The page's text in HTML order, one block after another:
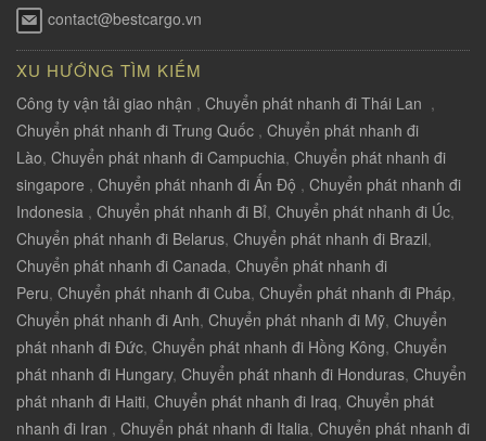
contact@bestcargo.vn
XU HƯỚNG TÌM KIẾM
Công ty vận tải giao nhận , Chuyển phát nhanh đi Thái Lan ,
Chuyển phát nhanh đi Trung Quốc , Chuyển phát nhanh đi
Lào, Chuyển phát nhanh đi Campuchia, Chuyển phát nhanh đi
singapore , Chuyển phát nhanh đi Ấn Độ , Chuyển phát nhanh đi
Indonesia , Chuyển phát nhanh đi Bỉ, Chuyển phát nhanh đi Úc,
Chuyển phát nhanh đi Belarus, Chuyển phát nhanh đi Brazil,
Chuyển phát nhanh đi Canada, Chuyển phát nhanh đi
Peru, Chuyển phát nhanh đi Cuba, Chuyển phát nhanh đi Pháp,
Chuyển phát nhanh đi Anh, Chuyển phát nhanh đi Mỹ, Chuyển
phát nhanh đi Đức, Chuyển phát nhanh đi Hồng Kông, Chuyển
phát nhanh đi Hungary, Chuyển phát nhanh đi Honduras, Chuyển
phát nhanh đi Haiti, Chuyển phát nhanh đi Iraq, Chuyển phát
nhanh đi Iran , Chuyển phát nhanh đi Italia, Chuyển phát nhanh đi